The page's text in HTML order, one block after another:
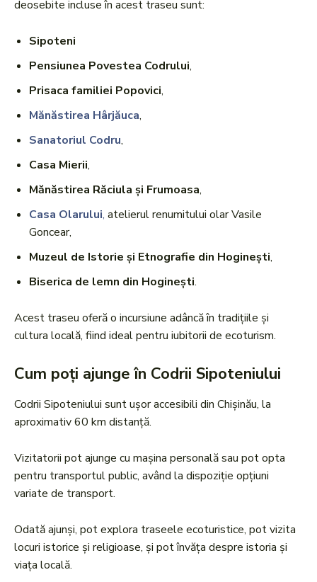
deosebite incluse în acest traseu sunt:
Sipoteni
Pensiunea Povestea Codrului,
Prisaca familiei Popovici,
Mănăstirea Hârjăuca,
Sanatoriul Codru,
Casa Mierii,
Mănăstirea Răciula și Frumoasa,
Casa Olarului, atelierul renumitului olar Vasile
Goncear,
Muzeul de Istorie și Etnografie din Hoginești,
Biserica de lemn din Hoginești.
Acest traseu oferă o incursiune adâncă în tradițiile și
cultura locală, fiind ideal pentru iubitorii de ecoturism.
Cum poți ajunge în Codrii Sipoteniului
Codrii Sipoteniului sunt ușor accesibili din Chișinău, la
aproximativ 60 km distanță.
Vizitatorii pot ajunge cu mașina personală sau pot opta
pentru transportul public, având la dispoziție opțiuni
variate de transport.
Odată ajunși, pot explora traseele ecoturistice, pot vizita
locuri istorice și religioase, și pot învăța despre istoria și
viața locală.